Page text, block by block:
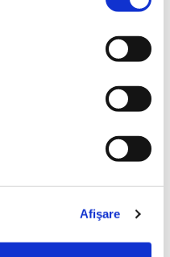
Afişare
neştiuţi